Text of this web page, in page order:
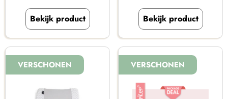
Bekijk product Bekijk product
VERSCHONEN VERSCHONEN